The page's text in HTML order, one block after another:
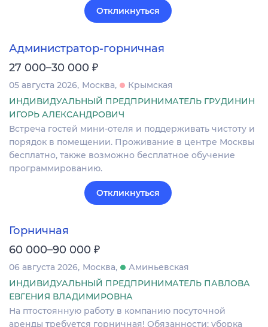
Откликнуться
Администратор-горничная
27 000–30 000 ₽
05 августа 2026 Москва
Крымская
ИНДИВИДУАЛЬНЫЙ ПРЕДПРИНИМАТЕЛЬ ГРУДИНИН
ИГОРЬ АЛЕКСАНДРОВИЧ
Встреча гостей мини-отеля и поддерживать чистоту и
порядок в помещении. Проживание в центре Москвы
бесплатно, также возможно бесплатное обучение
программированию.
Откликнуться
Горничная
60 000–90 000 ₽
06 августа 2026 Москва
Аминьевская
ИНДИВИДУАЛЬНЫЙ ПРЕДПРИНИМАТЕЛЬ ПАВЛОВА
ЕВГЕНИЯ ВЛАДИМИРОВНА
На птостоянную работу в компанию посуточной
аренды требуется горничная! Обязанности: уборка